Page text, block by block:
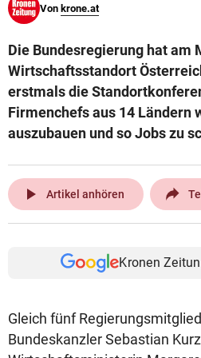
Von krone.at
Die Bundesregierung hat
Wirtschaftsstandort
erstmals die
Firmenchefs aus 14 Ländern
auszubauen und so Jobs zu
play_arrow Artikel anhören
Kronen
Gleich fünf
Bundeskanzler Sebastian